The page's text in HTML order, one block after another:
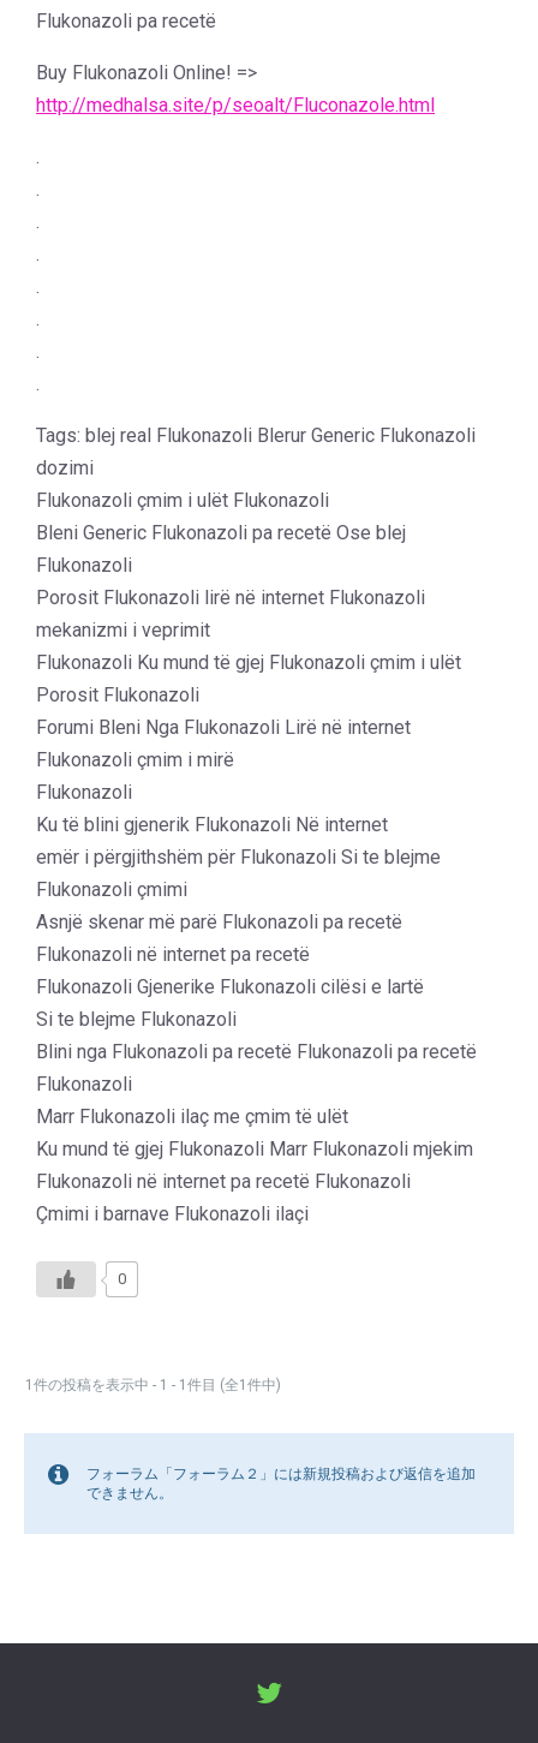
Flukonazoli pa recetë
Buy Flukonazoli Online! =>
http://medhalsa.site/p/seoalt/Fluconazole.html
.
.
.
.
.
.
.
.
Tags: blej real Flukonazoli Blerur Generic Flukonazoli
dozimi
Flukonazoli çmim i ulët Flukonazoli
Bleni Generic Flukonazoli pa recetë Ose blej
Flukonazoli
Porosit Flukonazoli lirë në internet Flukonazoli
mekanizmi i veprimit
Flukonazoli Ku mund të gjej Flukonazoli çmim i ulët
Porosit Flukonazoli
Forumi Bleni Nga Flukonazoli Lirë në internet
Flukonazoli çmim i mirë
Flukonazoli
Ku të blini gjenerik Flukonazoli Në internet
emër i përgjithshëm për Flukonazoli Si te blejme
Flukonazoli çmimi
Asnjë skenar më parë Flukonazoli pa recetë
Flukonazoli në internet pa recetë
Flukonazoli Gjenerike Flukonazoli cilësi e lartë
Si te blejme Flukonazoli
Blini nga Flukonazoli pa recetë Flukonazoli pa recetë
Flukonazoli
Marr Flukonazoli ilaç me çmim të ulët
Ku mund të gjej Flukonazoli Marr Flukonazoli mjekim
Flukonazoli në internet pa recetë Flukonazoli
Çmimi i barnave Flukonazoli ilaçi
0
1件の投稿を表示中 - 1 - 1件目 (全1件中)
フォーラム「フォーラム２」には新規投稿および返信を追加
できません。